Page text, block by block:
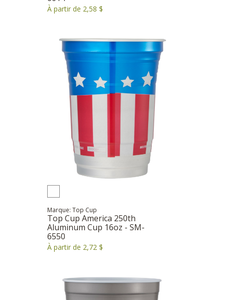
À partir de 2,58 $
Marque: Top Cup
Top Cup America 250th
Aluminum Cup 16oz - SM-
6550
À partir de 2,72 $